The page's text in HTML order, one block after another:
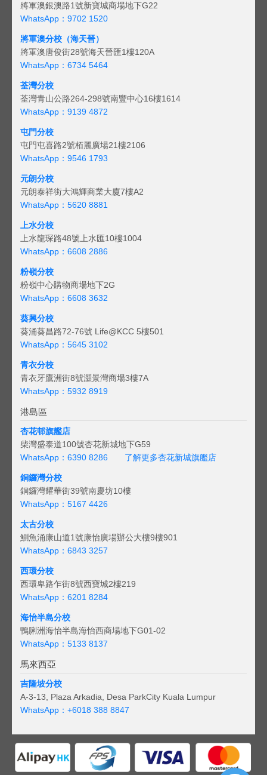
將軍澳銀澳路1號新寶城商場地下G22
WhatsApp：9702 1520
將軍澳分校（海天晉）
將軍澳唐俊街28號海天晉匯1樓120A
WhatsApp：6734 5464
荃灣分校
荃灣青山公路264-298號南豐中心16樓1614
WhatsApp：9139 4872
屯門分校
屯門屯喜路2號栢麗廣場21樓2106
WhatsApp：9546 1793
元朗分校
元朗泰祥街大鴻輝商業大廈7樓A2
WhatsApp：5620 8881
上水分校
上水龍琛路48號上水匯10樓1004
WhatsApp：6608 2886
粉嶺分校
粉嶺中心購物商場地下2G
WhatsApp：6608 3632
葵興分校
葵涌葵昌路72-76號 Life@KCC 5樓501
WhatsApp：5645 3102
青衣分校
青衣牙鷹洲街8號灝景灣商場3樓7A
WhatsApp：5932 8919
港島區
杏花邨旗艦店
柴灣盛泰道100號杏花新城地下G59
WhatsApp：6390 8286
了解更多杏花新城旗艦店
銅鑼灣分校
銅鑼灣耀華街39號南慶坊10樓
WhatsApp：5167 4426
太古分校
鰂魚涌康山道1號康怡廣場辦公大樓9樓901
WhatsApp：6843 3257
西環分校
西環卑路乍街8號西寶城2樓219
WhatsApp：6201 8284
海怡半島分校
鴨脷洲海怡半島海怡西商場地下G01-02
WhatsApp：5133 8137
馬來西亞
吉隆坡分校
A-3-13, Plaza Arkadia, Desa ParkCity Kuala Lumpur
WhatsApp： +6018 388 8847